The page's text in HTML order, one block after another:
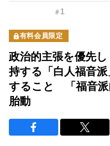
＃ 1
有料会員限定
政治的主張を優先
持する「白人福音
すること 「福音派
胎動